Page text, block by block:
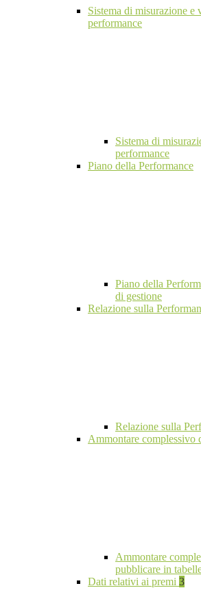
Sistema di misurazione e
performance
Sistema di
performance
Piano della Performance
Piano della
di gestione
Relazione sulla
Relazione sulla
Ammontare complessivo
Ammontare
pubblicare in
Dati relativi ai premi 3